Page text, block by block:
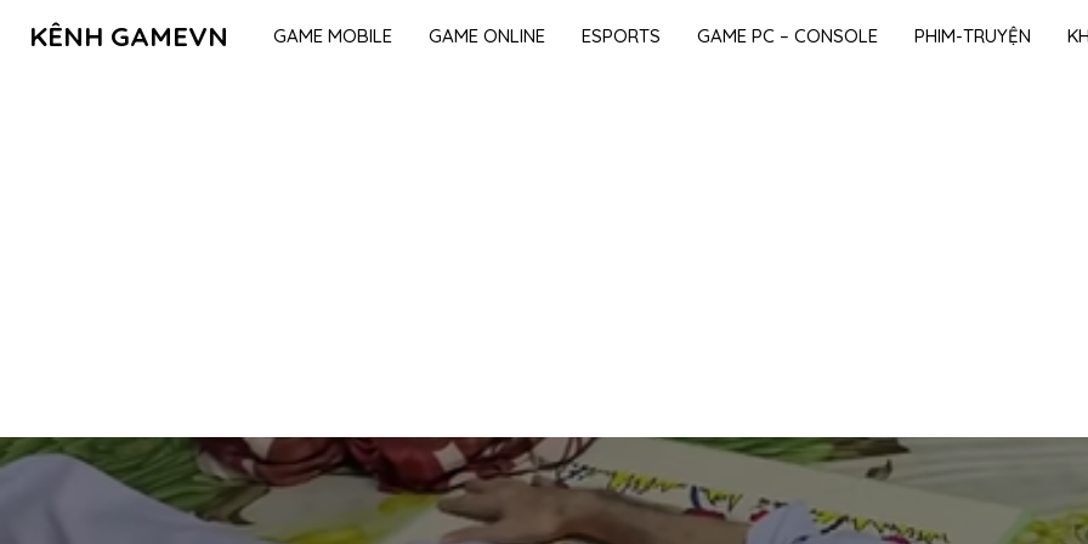
KÊNH GAMEVN GAME MOBILE GAME ONLINE ESPORTS GAME PC – CONSOLE PHIM-TRUYỆN